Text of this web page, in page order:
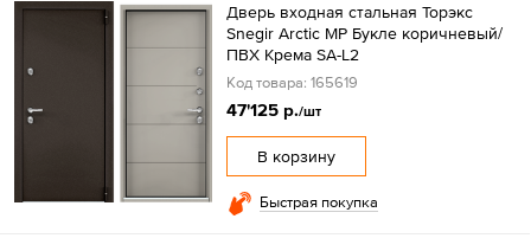
Дверь входная стальная Торэкс
Snegir Arctic MP Букле коричневый/
ПВХ Крема SA-L2
Код товара: 165619
47'125 р./шт
В корзину
Быстрая покупка